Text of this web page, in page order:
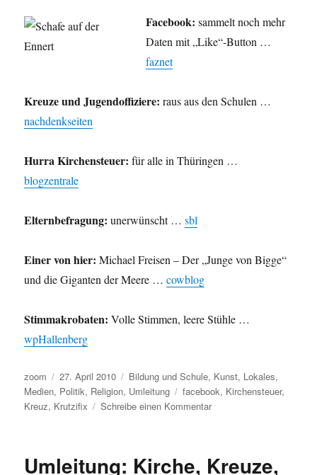
Facebook: sammelt noch mehr
Daten mit „Like“-Button …
faznet
Kreuze und Jugendoffiziere: raus aus den Schulen …
nachdenkseiten
Hurra Kirchensteuer: für alle in Thüringen …
blogzentrale
Elternbefragung: unerwünscht …sbl
Einer von hier: Michael Freisen – Der „Junge von Bigge“
und die Giganten der Meere …cowblog
Stimmakrobaten: Volle Stimmen, leere Stühle …
wpHallenberg
Autor
zoom
Veröffentlicht
am
27. April 2010 Kategorien
Bildung und Schule, Kunst, Lokales,
Medien, Politik, Religion, Umleitung Schlagwörter
facebook, Kirchensteuer,
Kreuz, Krutzifix Schreibe einen Kommentarzu
Kreuze
Umleitung: Kirche, Kreuze,